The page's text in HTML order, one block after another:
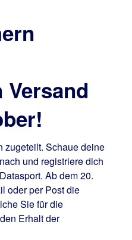
zugeteilt. Schaue deine
und registriere dich
Ab dem 20.
oder per Post die
Sie für die
Erhalt der